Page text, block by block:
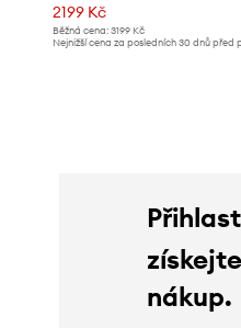
2199 Kč
Běžná cena: 3199 Kč
Nejnižší cena za posledních 30 dnů před
nákup.